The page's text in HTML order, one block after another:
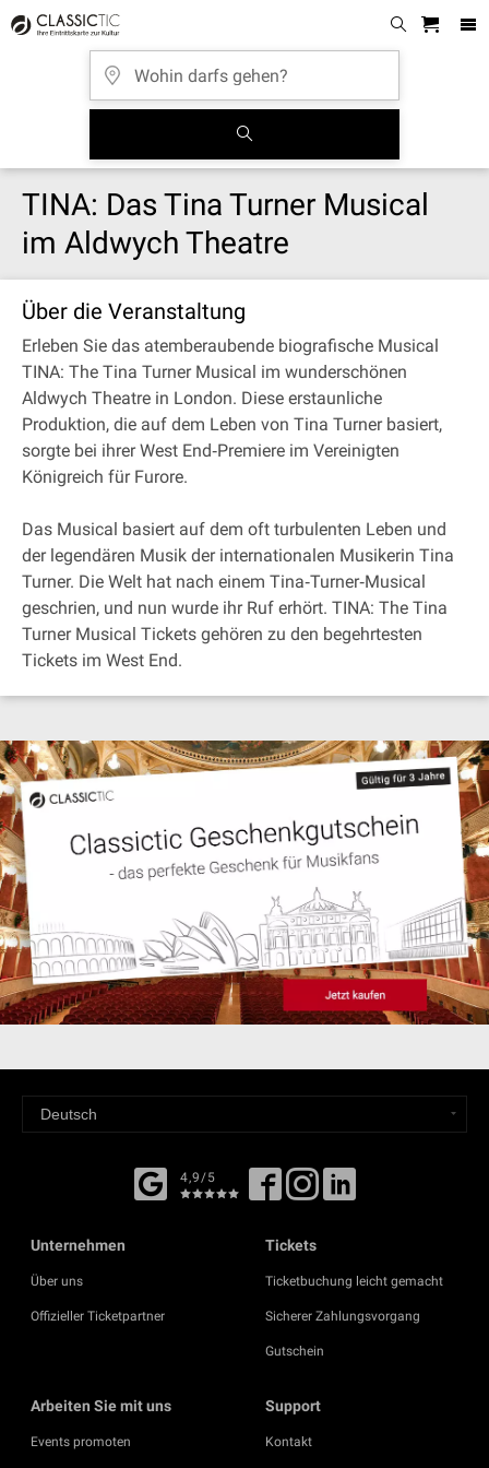
TINA: Das Tina Turner Musical
im Aldwych Theatre
Über die Veranstaltung
Erleben Sie das atemberaubende biografische Musical
TINA: The Tina Turner Musical im wunderschönen
Aldwych Theatre in London. Diese erstaunliche
Produktion, die auf dem Leben von Tina Turner basiert,
sorgte bei ihrer West End‐Premiere im Vereinigten
Königreich für Furore.
Das Musical basiert auf dem oft turbulenten Leben und
der legendären Musik der internationalen Musikerin Tina
Turner. Die Welt hat nach einem Tina‐Turner‐Musical
geschrien, und nun wurde ihr Ruf erhört. TINA: The Tina
Turner Musical Tickets gehören zu den begehrtesten
Tickets im West End.
4,9/5
Unternehmen
Über uns
Offizieller Ticketpartner
Tickets
Ticketbuchung leicht gemacht
Sicherer Zahlungsvorgang
Gutschein
Arbeiten Sie mit uns
Events promoten
Support
Kontakt